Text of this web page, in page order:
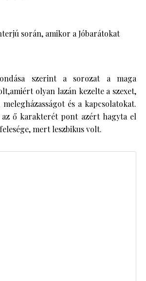
során, amikor a Jóbarátokat
szerint a sorozat a maga
olyan lazán kezelte a szexet,
és a kapcsolatokat.
az ő karakterét pont azért hagyta el
mert leszbikus volt.